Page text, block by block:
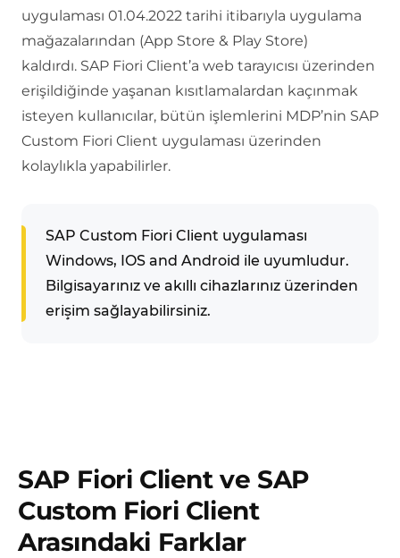
uygulaması 01.04.2022 tarihi itibarıyla uygulama
mağazalarından (App Store & Play Store)
kaldırdı. SAP Fiori Client’a web tarayıcısı üzerinden
erişildiğinde yaşanan kısıtlamalardan kaçınmak
isteyen kullanıcılar, bütün işlemlerini MDP’nin SAP
Custom Fiori Client uygulaması üzerinden
kolaylıkla yapabilirler.
SAP Custom Fiori Client uygulaması
Windows, IOS and Android ile uyumludur.
Bilgisayarınız ve akıllı cihazlarınız üzerinden
erişim sağlayabilirsiniz.
SAP Fiori Client ve SAP
Custom Fiori Client
Arasındaki Farklar